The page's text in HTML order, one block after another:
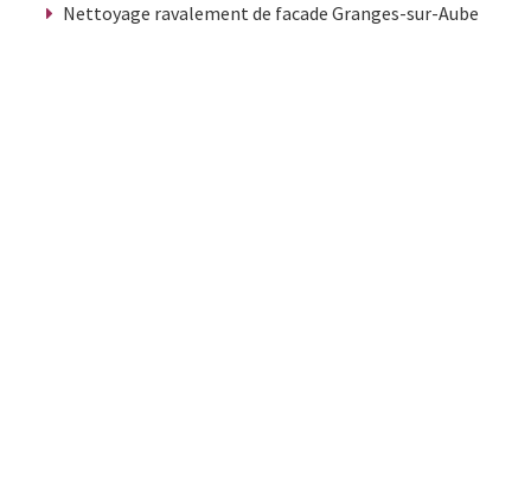
Nettoyage ravalement de facade Granges-sur-Aube